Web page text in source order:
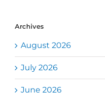
Archives
August 2026
July 2026
June 2026